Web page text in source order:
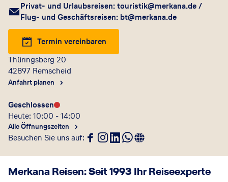
Privat- und Urlaubsreisen: touristik@merkana.de /
Flug- und Geschäftsreisen: bt@merkana.de
Termin vereinbaren
Thüringsberg 20
42897 Remscheid
Anfahrt planen
Geschlossen
Heute: 10:00 - 14:00
Alle Öffnungszeiten
Besuchen Sie uns auf:
Merkana Reisen: Seit 1993 Ihr Reiseexperte